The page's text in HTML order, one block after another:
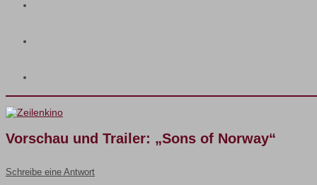
Vorschau und Trailer: „Sons of Norway“
Schreibe eine Antwort